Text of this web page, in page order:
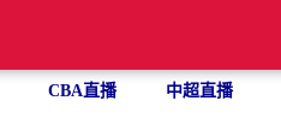
CBA直播 中超直播